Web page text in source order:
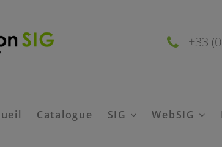
+33
Catalogue SIG WebSIG